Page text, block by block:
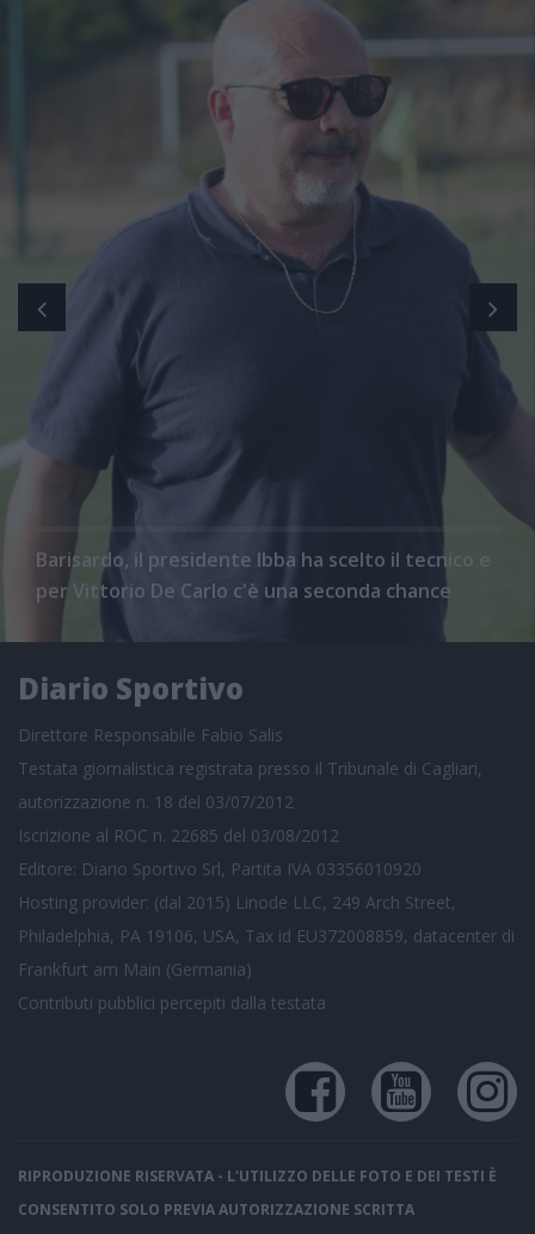
Barisardo, il presidente Ibba ha scelto il tecnico e
per Vittorio De Carlo c'è una seconda chance
Diario Sportivo
Direttore Responsabile Fabio Salis
Testata giornalistica registrata presso il Tribunale di Cagliari,
autorizzazione n. 18 del 03/07/2012
Iscrizione al ROC n. 22685 del 03/08/2012
Editore: Diario Sportivo Srl, Partita IVA 03356010920
Hosting provider: (dal 2015) Linode LLC, 249 Arch Street,
Philadelphia, PA 19106, USA, Tax id EU372008859, datacenter di
Frankfurt am Main (Germania)
Contributi pubblici percepiti dalla testata
RIPRODUZIONE RISERVATA - L'UTILIZZO DELLE FOTO E DEI TESTI È
CONSENTITO SOLO PREVIA AUTORIZZAZIONE SCRITTA